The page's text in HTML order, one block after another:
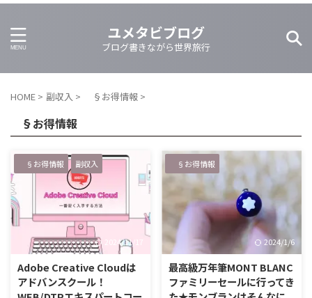
ユメタビブログ
ブログ書きながら世界旅行
HOME > 副収入 > §お得情報 >
§お得情報
§お得情報 副収入
2024/11/17
Adobe Creative Cloudは
アドバンスクール！
§お得情報
2024/1/6
最高級万年筆MONT BLANC
ファミリーセールに行ってき